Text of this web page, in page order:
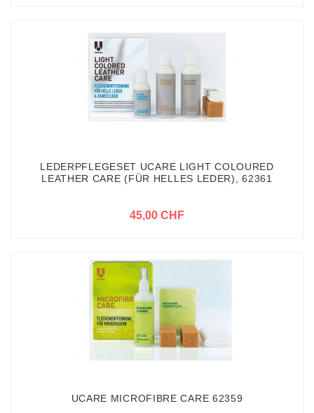
LEDERPFLEGESET UCARE LIGHT COLOURED
LEATHER CARE (FÜR HELLES LEDER), 62361
45,00 CHF
UCARE MICROFIBRE CARE 62359